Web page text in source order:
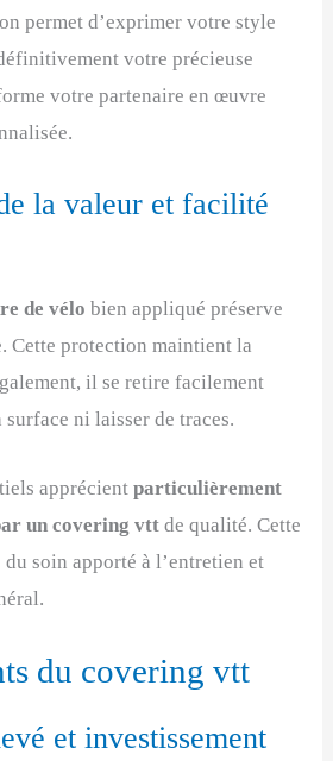
permet d’exprimer votre style
votre précieuse
votre partenaire en œuvre
la valeur et facilité
de vélo bien appliqué préserve
Cette protection maintient la
il se retire facilement
surface ni laisser de traces.
apprécient particulièrement
un covering vtt de qualité. Cette
soin apporté à l’entretien et
du covering vtt
et investissement